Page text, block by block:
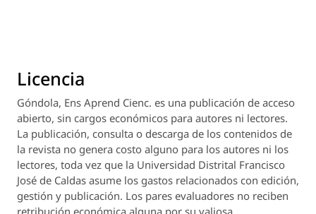
Licencia
Góndola, Ens Aprend Cienc. es una publicación de acceso
abierto, sin cargos económicos para autores ni lectores.
La publicación, consulta o descarga de los contenidos de
la revista no genera costo alguno para los autores ni los
lectores, toda vez que la Universidad Distrital Francisco
José de Caldas asume los gastos relacionados con edición,
gestión y publicación. Los pares evaluadores no reciben
retribución económica alguna por su valiosa